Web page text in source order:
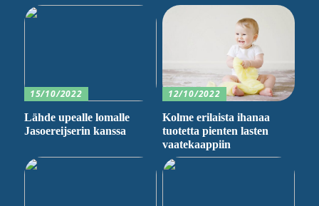
15/10/2022
Lähde upealle lomalle
Jasoereijserin kanssa
12/10/2022
Kolme erilaista ihanaa
tuotetta pienten lasten
vaatekaappiin